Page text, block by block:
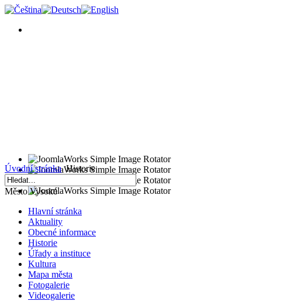
Úvodní stránka Historie
Město Vysoké
Hlavní stránka
Aktuality
Obecné informace
Historie
Úřady a instituce
Kultura
Mapa města
Fotogalerie
Videogalerie